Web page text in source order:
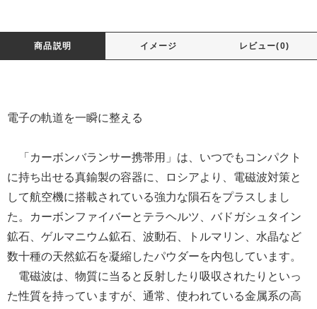
商品説明 イメージ レビュー(0)
電子の軌道を一瞬に整える
「カーボンバランサー携帯用」は、いつでもコンパクト
に持ち出せる真鍮製の容器に、ロシアより、電磁波対策と
して航空機に搭載されている強力な隕石をプラスしまし
た。カーボンファイバーとテラヘルツ、バドガシュタイン
鉱石、ゲルマニウム鉱石、波動石、トルマリン、水晶など
数十種の天然鉱石を凝縮したパウダーを内包しています。
電磁波は、物質に当ると反射したり吸収されたりといっ
た性質を持っていますが、通常、使われている金属系の高